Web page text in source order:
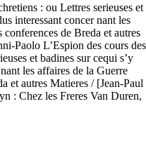
: ou Lettres serieuses et
interessant concer nant les
de Breda et autres
Paolo L’Espion des cours des
et badines sur cequi s’y
les affaires de la Guerre
et autres Matieres / [Jean-Paul
: Chez les Freres Van Duren,